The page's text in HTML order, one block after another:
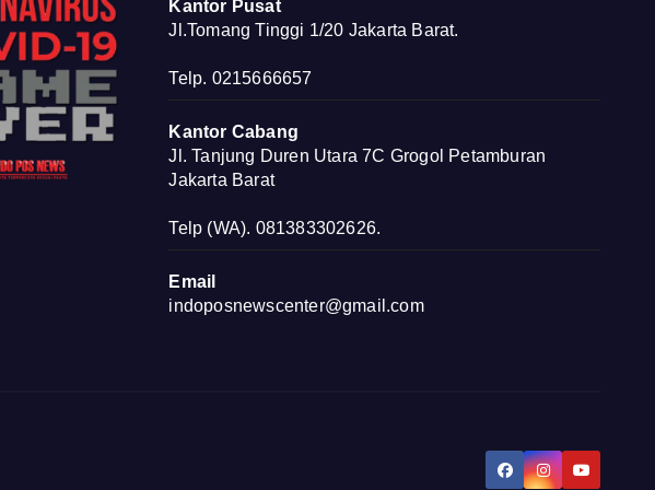
Kantor Pusat
Jl.Tomang Tinggi 1/20 Jakarta Barat.
Telp. 0215666657
Kantor Cabang
Jl. Tanjung Duren Utara 7C Grogol Petamburan
Jakarta Barat
Telp (WA). 081383302626.
Email
indoposnewscenter@gmail.com